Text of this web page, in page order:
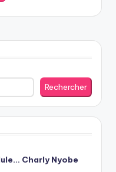
Rechercher
Charly Nyobe